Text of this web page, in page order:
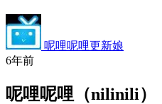
呢哩呢哩更新娘
6年前
呢哩呢哩（nilinili）